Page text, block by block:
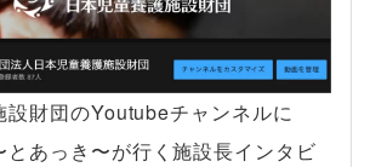
設財団のYoutubeチャンネルに
とあっき〜が行く施設長インタビ